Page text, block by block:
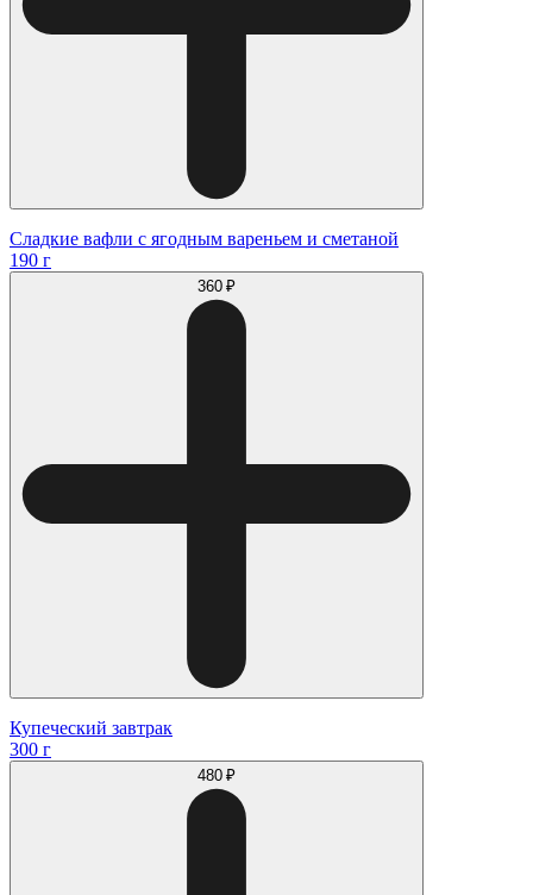
Сладкие вафли с ягодным вареньем и сметаной
190 г
360 ₽
Купеческий завтрак
300 г
480 ₽